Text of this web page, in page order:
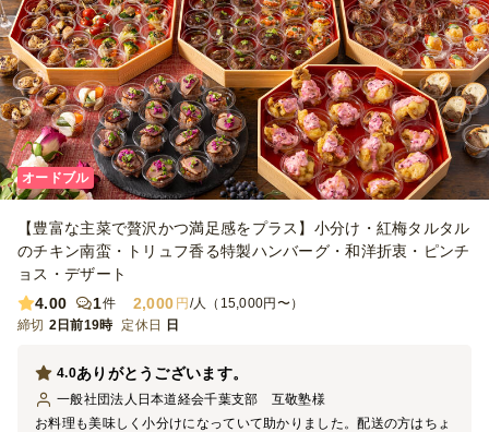
ては少し気になった点がありました。今回の住所は何十年も前から存
在し、Googleマップなどでも問題なく表示される場所ですが、注文
後のメールで「住所が不明瞭」との連絡がありました。当日も配達業
者さんのナビでは表示されなかったようで、お手数をおかけしてしま
いました。 また、注文最低金額が25,000円からだったため、人数分
の料理は足りていても、最低金額に合わせるためにオプションを追加
して調整する必要があり、その点は少し手間に感じました。以前、都
内で利用した際にはもう少し低い最低注文金額の店舗もあったため、
配送エリアによる違いなのだと思いますが、もう少し利用しやすい金
額設定になると、さらに注文しやすくなると感じました。 【雰囲
のを気軽に選べるのがとても良かったです。テーブルに並べるだけで
彩りが良く、見た目も華やかになり、ホームパーティの雰囲気を一気
に盛り上げてくれました。海外からの友人にも「きれい」「食べやす
い」と好評で、おもてなしにもぴったりだと感じました。 【コス
パ】 一人当たりの金額を考えると、とてもコストパフォーマンスが
高いと思います。料理の種類が多く、見た目の華やかさもあり、準備
値がありました。自分たちでこれだけの種類を用意するのは大変なの
で、特別な日や来客時には十分利用する価値があると感じました。
オードブル
【豊富な主菜で贅沢かつ満足感をプラス】小分け・紅梅タルタル
のチキン南蛮・トリュフ香る特製ハンバーグ・和洋折衷・ピンチ
ョス・デザート
4.00
1件 2,000 円/人（15,000円〜）
締切 2日前19時 定休日 日
ありがとうございます。
4.0
一般社団法人日本道経会千葉支部 互敬塾様
お料理も美味しく小分けになっていて助かりました。配送の方はちょ